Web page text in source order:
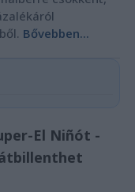
Bővebben...
El Niñót -